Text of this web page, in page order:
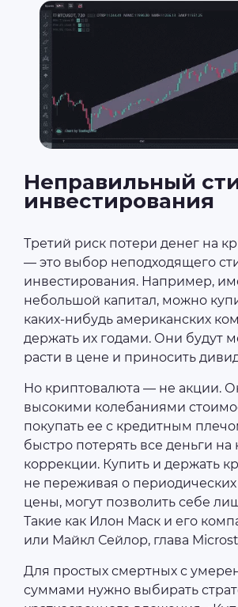
Неправильный
инвестирования
Третий риск потери денег на
— это выбор неподходящего
инвестирования. Например,
небольшой капитал, можно
каких-нибудь американских
держать их годами. Они будут
расти в цене и приносить
Но криптовалюта — не акции.
высокими колебаниями
покупать ее с кредитным
быстро потерять все деньги
коррекции. Купить и держать
не переживая о периодических
цены, могут позволить себе
Такие как Илон Маск и его
или Майкл Сейлор, глава
Для простых смертных с
суммами нужно выбирать